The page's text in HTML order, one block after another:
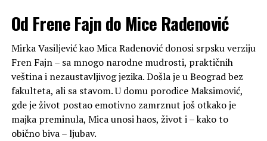
Od Frene Fajn do Mice Radenović
Mirka Vasiljević kao Mica Radenović donosi srpsku verziju
Fren Fajn – sa mnogo narodne mudrosti, praktičnih
veština i nezaustavljivog jezika. Došla je u Beograd bez
fakulteta, ali sa stavom. U domu porodice Maksimović,
gde je život postao emotivno zamrznut još otkako je
majka preminula, Mica unosi haos, život i – kako to
obično biva – ljubav.